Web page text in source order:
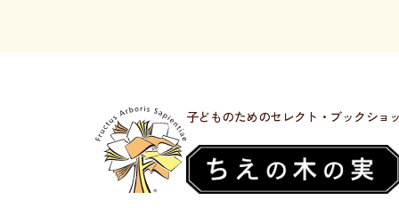
子どものためのセレクト・ブックショ